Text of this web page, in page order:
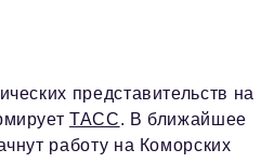
представительств на
ТАСС. В ближайшее
работу на Коморских